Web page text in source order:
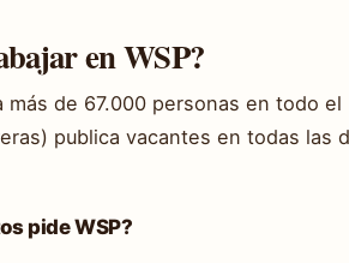
en WSP?
más de 67.000 personas en todo
publica vacantes en todas
pide WSP?